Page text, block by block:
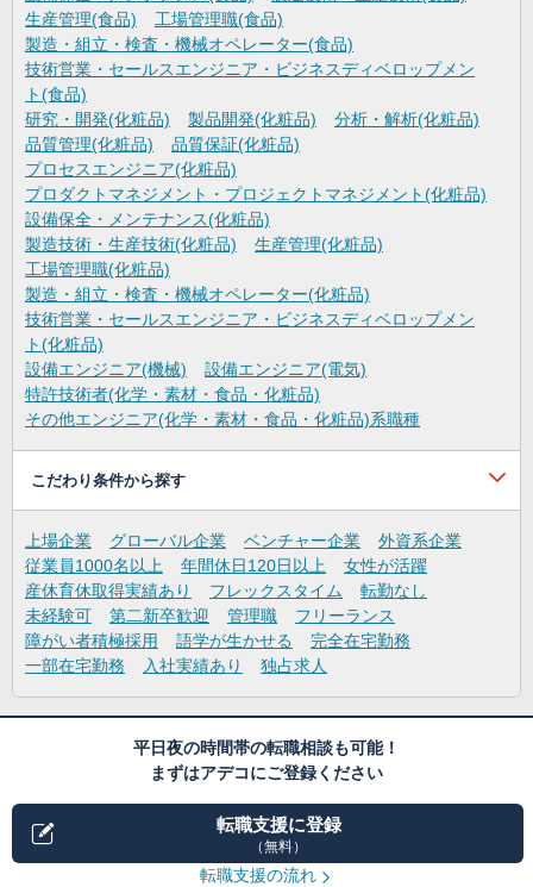
生産管理(食品)
工場管理職(食品)
製造・組立・検査・機械オペレーター(食品)
技術営業・セールスエンジニア・ビジネスディベロップメン
ト(食品)
研究・開発(化粧品)
製品開発(化粧品)
分析・解析(化粧品)
品質管理(化粧品)
品質保証(化粧品)
プロセスエンジニア(化粧品)
プロダクトマネジメント・プロジェクトマネジメント(化粧品)
設備保全・メンテナンス(化粧品)
製造技術・生産技術(化粧品)
生産管理(化粧品)
工場管理職(化粧品)
製造・組立・検査・機械オペレーター(化粧品)
技術営業・セールスエンジニア・ビジネスディベロップメン
ト(化粧品)
設備エンジニア(機械)
設備エンジニア(電気)
特許技術者(化学・素材・食品・化粧品)
その他エンジニア(化学・素材・食品・化粧品)系職種
こだわり条件から探す
上場企業 グローバル企業 ベンチャー企業
外資系企業
従業員1000名以上
年間休日120日以上
女性が活躍
産休育休取得実績あり
フレックスタイム
転勤なし
未経験可
第二新卒歓迎 管理職
フリーランス
障がい者積極採用
語学が生かせる
完全在宅勤務
一部在宅勤務
入社実績あり 独占求人
平日夜の時間帯の転職相談も可能！
まずはアデコにご登録ください
転職支援に登録
（無料）
転職支援の流れ